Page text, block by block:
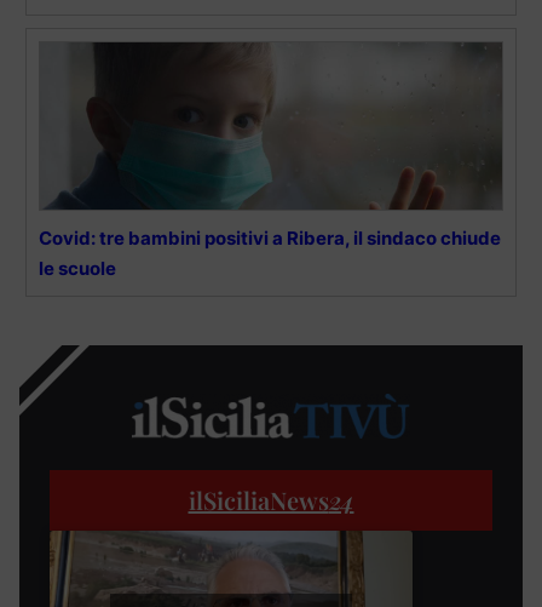
Covid: tre bambini positivi a Ribera, il sindaco chiude
le scuole
ilSiciliaNews24